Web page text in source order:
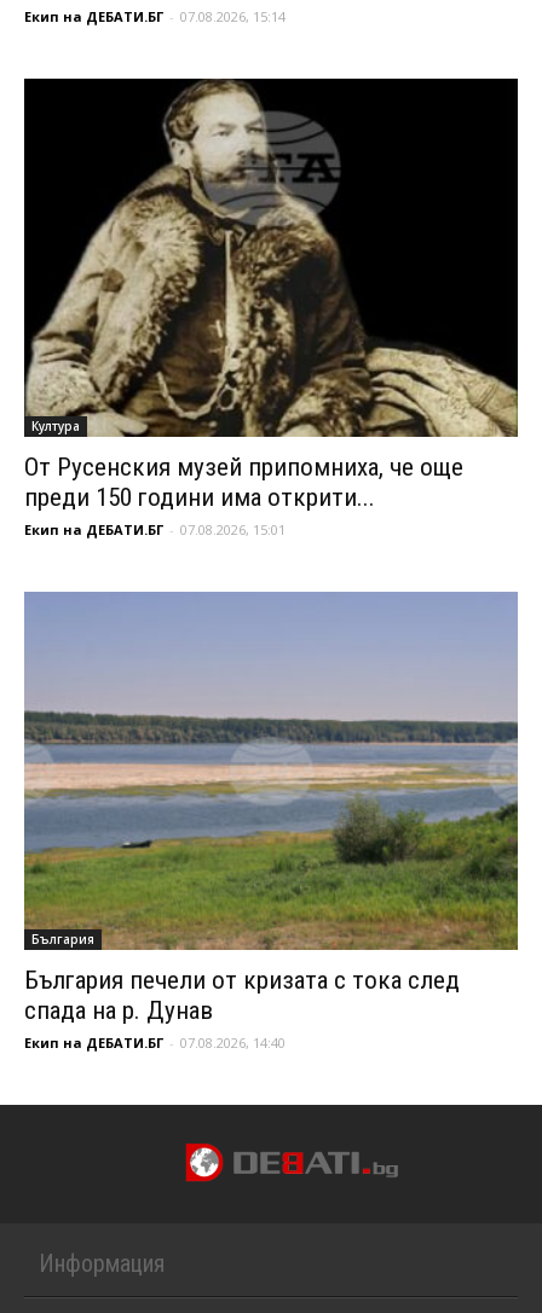
Екип на ДЕБАТИ.БГ - 07.08.2026, 15:14
Култура
От Русенския музей припомниха, че още
преди 150 години има открити...
Екип на ДЕБАТИ.БГ - 07.08.2026, 15:01
България
България печели от кризата с тока след
спада на р. Дунав
Екип на ДЕБАТИ.БГ - 07.08.2026, 14:40
Информация